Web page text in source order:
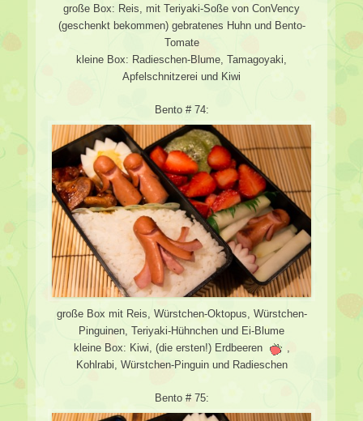
große Box: Reis, mit Teriyaki-Soße von ConVency
(geschenkt bekommen) gebratenes Huhn und Bento-
Tomate
kleine Box: Radieschen-Blume, Tamagoyaki,
Apfelschnitzerei und Kiwi
Bento # 74:
große Box mit Reis, Würstchen-Oktopus, Würstchen-
Pinguinen, Teriyaki-Hühnchen und Ei-Blume
kleine Box: Kiwi, (die ersten!) Erdbeeren
,
Kohlrabi, Würstchen-Pinguin und Radieschen
Bento # 75: